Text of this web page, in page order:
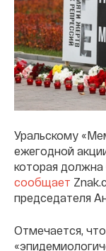
Уральскому
ежегодной
которая
сообщает
председателя
Отмечается,